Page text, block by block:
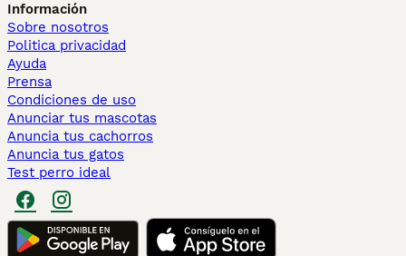
Información
Sobre nosotros
Politica privacidad
Ayuda
Prensa
Condiciones de uso
Anunciar tus mascotas
Anuncia tus cachorros
Anuncia tus gatos
Test perro ideal